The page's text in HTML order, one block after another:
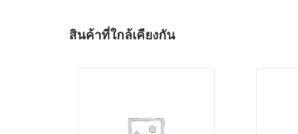
สินค้าที่ใกล้เคียงกัน